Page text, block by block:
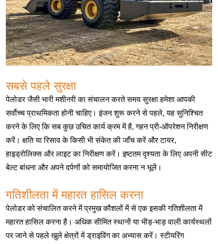
सबसे पहले सुरक्षा
पेलोडर जैसी भारी मशीनरी का संचालन करते समय सुरक्षा हमेशा आपकी
सर्वोच्च प्राथमिकता होनी चाहिए। इंजन शुरू करने से पहले, यह सुनिश्चित
करने के लिए कि सब कुछ उचित कार्य क्रम में है, गहन प्री-ऑपरेशन निरीक्षण
करें। क्षति या रिसाव के किसी भी संकेत की जाँच करें और टायर,
हाइड्रोलिक्स और लाइट का निरीक्षण करें। इष्टतम दृश्यता के लिए अपनी सीट
बेल्ट बांधना और अपने दर्पणों को समायोजित करना न भूलें।
गतिशीलता में महारत हासिल करना
पेलोडर को संचालित करने में प्रमुख कौशलों में से एक इसकी गतिशीलता में
महारत हासिल करना है। अधिक सीमित स्थानों या भीड़-भाड़ वाली कार्यस्थलों
पर जाने से पहले खुले क्षेत्रों में ड्राइविंग का अभ्यास करें। स्टीयरिंग